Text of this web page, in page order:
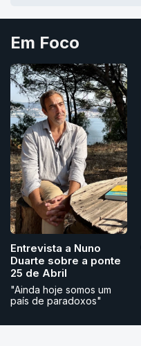
Em Foco
Entrevista a Nuno
Duarte sobre a ponte
25 de Abril
"Ainda hoje somos um
país de paradoxos"